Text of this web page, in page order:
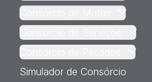
Consórcio de Motos
Consórcio de Serviços
Consórcio de Pesados
Simulador de Consórcio